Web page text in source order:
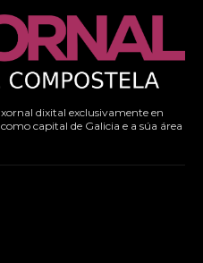
dixital exclusivamente en
capital de Galicia e a súa área